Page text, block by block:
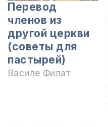
Перевод
членов из
другой церкви
(советы для
пастырей)
Василе Филат